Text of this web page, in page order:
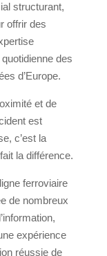
structurant,
offrir des
des
d’Europe.
et de
est
c’est la
la différence.
ferroviaire
de nombreux
expérience
réussie de